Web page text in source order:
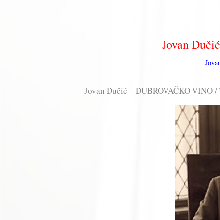
Jovan
Jovan Dučić – DUBROVAČKO VINO /